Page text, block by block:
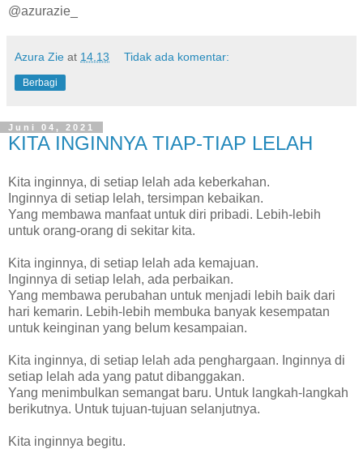
@azurazie_
Azura Zie at 14.13 Tidak ada komentar:
Berbagi
Juni 04, 2021
KITA INGINNYA TIAP-TIAP LELAH
Kita inginnya, di setiap lelah ada keberkahan.
Inginnya di setiap lelah, tersimpan kebaikan.
Yang membawa manfaat untuk diri pribadi. Lebih-lebih
untuk orang-orang di sekitar kita.
Kita inginnya, di setiap lelah ada kemajuan.
Inginnya di setiap lelah, ada perbaikan.
Yang membawa perubahan untuk menjadi lebih baik dari
hari kemarin. Lebih-lebih membuka banyak kesempatan
untuk keinginan yang belum kesampaian.
Kita inginnya, di setiap lelah ada penghargaan. Inginnya di
setiap lelah ada yang patut dibanggakan.
Yang menimbulkan semangat baru. Untuk langkah-langkah
berikutnya. Untuk tujuan-tujuan selanjutnya.
Kita inginnya begitu.